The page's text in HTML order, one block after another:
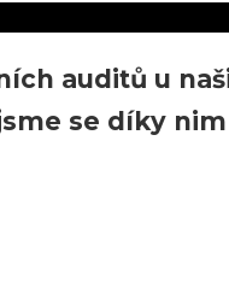
auditů u
se díky